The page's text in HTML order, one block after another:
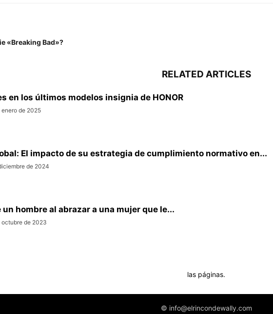
«Breaking Bad»?
RELATED ARTICLES
en los últimos modelos insignia de HONOR
enero de 2025
El impacto de su estrategia de cumplimiento normativo en...
de 2024
un hombre al abrazar a una mujer que le...
octubre de 2023
las páginas.
© info@elrincondewally.com